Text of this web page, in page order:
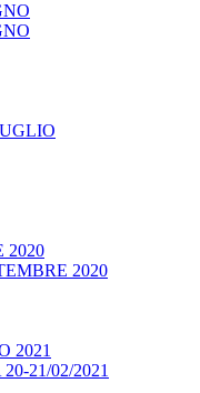
2020
2020
2021
21/02/2021